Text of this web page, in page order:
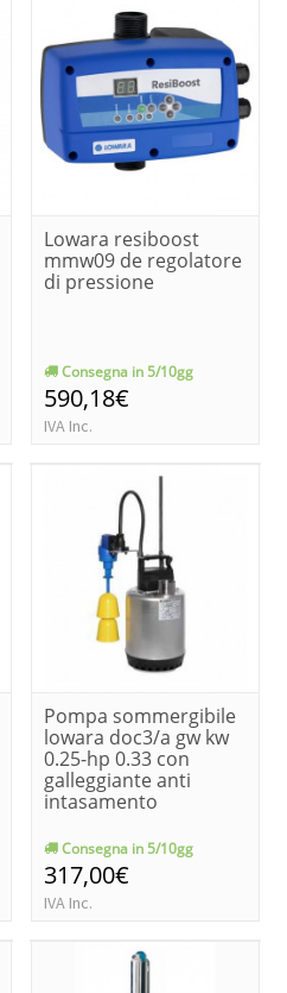
Lowara resiboost
mmw09 de regolatore
di pressione
Consegna in 5/10gg
590,18€
IVA Inc.
Pompa sommergibile
lowara doc3/a gw kw
0.25-hp 0.33 con
galleggiante anti
intasamento
Consegna in 5/10gg
317,00€
IVA Inc.